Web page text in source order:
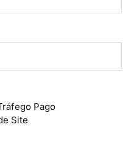
Pago
Site